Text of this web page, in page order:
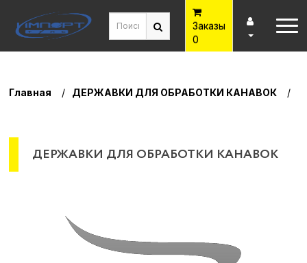
Заказы
0
Главная ДЕРЖАВКИ ДЛЯ ОБРАБОТКИ КАНАВОК
ДЕРЖАВКИ ДЛЯ ОБРАБОТКИ КАНАВОК